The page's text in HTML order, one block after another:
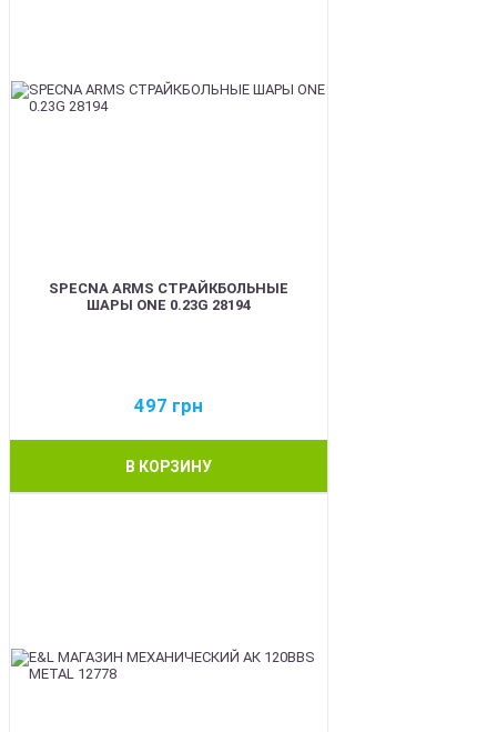
SPECNA ARMS СТРАЙКБОЛЬНЫЕ
ШАРЫ ONE 0.23G 28194
497 грн
В КОРЗИНУ